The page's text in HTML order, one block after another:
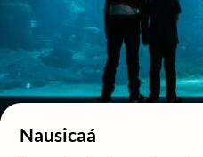
Nausicaá